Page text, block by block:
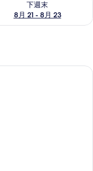
下週末
8月 21 - 8月 23
活房 | 高級寢具、書桌、遮光